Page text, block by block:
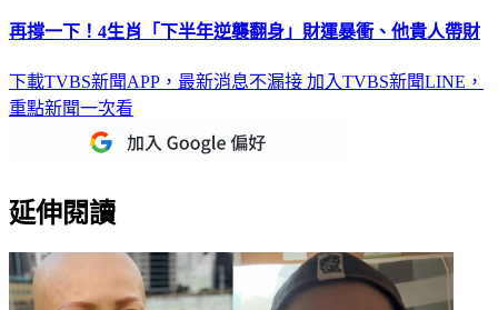
再撐一下！4生肖「下半年逆襲翻身」財運暴衝、他貴人帶財
下載TVBS新聞APP，最新消息不漏接 加入TVBS新聞LINE，
重點新聞一次看
延伸閱讀